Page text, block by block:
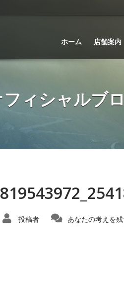
ホーム 店舗案内
ィシャルブ
投稿者 あなたの考えを